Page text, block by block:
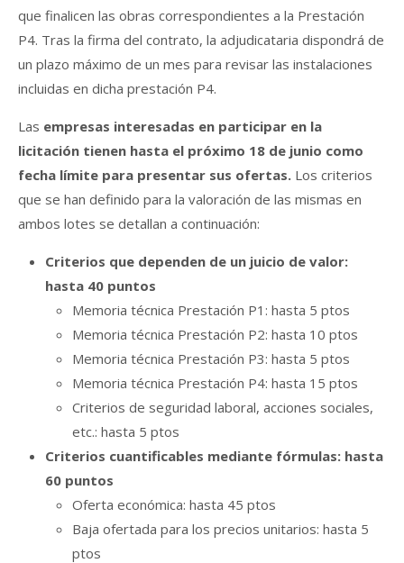
que finalicen las obras correspondientes a la Prestación
P4. Tras la firma del contrato, la adjudicataria dispondrá de
un plazo máximo de un mes para revisar las instalaciones
incluidas en dicha prestación P4.
Las empresas interesadas en participar en la
licitación tienen hasta el próximo 18 de junio como
fecha límite para presentar sus ofertas. Los criterios
que se han definido para la valoración de las mismas en
ambos lotes se detallan a continuación:
Criterios que dependen de un juicio de valor:
hasta 40 puntos
Memoria técnica Prestación P1: hasta 5 ptos
Memoria técnica Prestación P2: hasta 10 ptos
Memoria técnica Prestación P3: hasta 5 ptos
Memoria técnica Prestación P4: hasta 15 ptos
Criterios de seguridad laboral, acciones sociales,
etc.: hasta 5 ptos
Criterios cuantificables mediante fórmulas: hasta
60 puntos
Oferta económica: hasta 45 ptos
Baja ofertada para los precios unitarios: hasta 5
ptos